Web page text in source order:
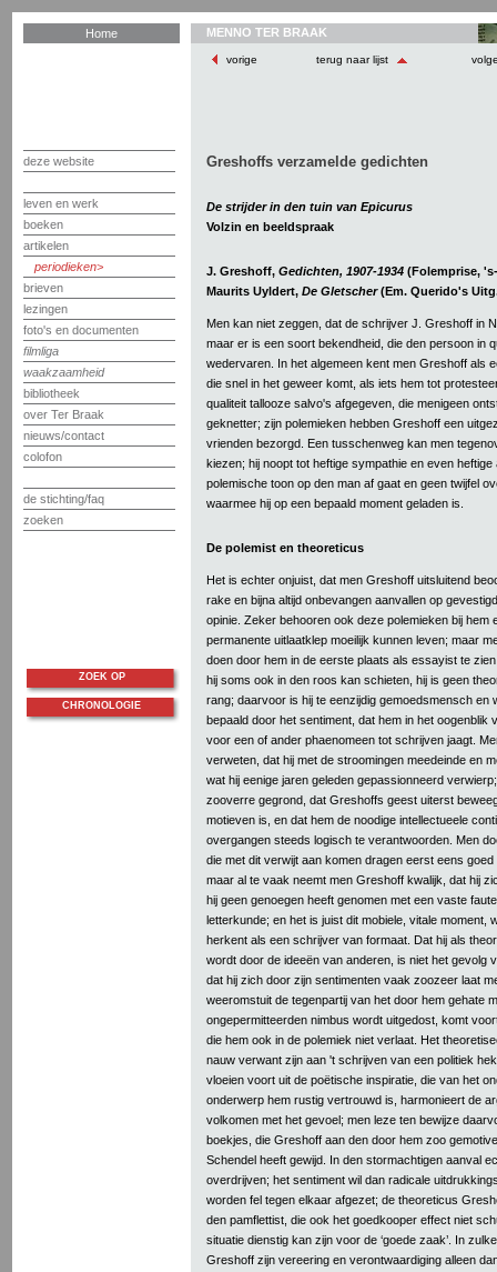
Home
deze website
leven en werk
boeken
artikelen
periodieken
brieven
lezingen
foto's en documenten
filmliga
waakzaamheid
bibliotheek
over Ter Braak
nieuws/contact
colofon
de stichting/faq
zoeken
MENNO TER BRAAK
vorige terug naar lijst
Greshoffs verzamelde gedichten
De strijder in den tuin van Epicurus
Volzin en beeldspraak
J. Greshoff, Gedichten, 1907-1934 (Folemprise,
Maurits Uyldert, De Gletscher(Em. Querido's
Men kan niet zeggen, dat de schrijver J. Greshoff in
maar er is een soort bekendheid, die den persoon in
wedervaren. In het algemeen kent men Greshoff als
die snel in het geweer komt, als iets hem tot
qualiteit tallooze salvo's afgegeven, die menigeen
geknetter; zijn polemieken hebben Greshoff een
vrienden bezorgd. Een tusschenweg kan men
kiezen; hij noopt tot heftige sympathie en even heftige
polemische toon op den man af gaat en geen twijfel
waarmee hij op een bepaald moment geladen is.
De polemist en theoreticus
Het is echter onjuist, dat men Greshoff uitsluitend
rake en bijna altijd onbevangen aanvallen op
opinie. Zeker behooren ook deze polemieken bij hem
permanente uitlaatklep moeilijk kunnen leven; maar
doen door hem in de eerste plaats als essayist te
hij soms ook in den roos kan schieten, hij is geen
rang; daarvoor is hij te eenzijdig gemoedsmensch en
bepaald door het sentiment, dat hem in het oogenblik
voor een of ander phaenomeen tot schrijven jaagt.
verweten, dat hij met de stroomingen meedeinde en
wat hij eenige jaren geleden gepassionneerd
zooverre gegrond, dat Greshoffs geest uiterst
motieven is, en dat hem de noodige intellectueele
overgangen steeds logisch te verantwoorden. Men
die met dit verwijt aan komen dragen eerst eens
maar al te vaak neemt men Greshoff kwalijk, dat hij
hij geen genoegen heeft genomen met een vaste
letterkunde; en het is juist dit mobiele, vitale moment,
herkent als een schrijver van formaat. Dat hij als
wordt door de ideeën van anderen, is niet het gevolg
dat hij zich door zijn sentimenten vaak zoozeer laat
weeromstuit de tegenpartij van het door hem gehate
ongepermitteerden nimbus wordt uitgedost, komt
die hem ook in de polemiek niet verlaat. Het
nauw verwant zijn aan 't schrijven van een politiek
vloeien voort uit de poëtische inspiratie, die van het
onderwerp hem rustig vertrouwd is, harmonieert de
volkomen met het gevoel; men leze ten bewijze
boekjes, die Greshoff aan den door hem zoo
Schendel heeft gewijd. In den stormachtigen aanval
overdrijven; het sentiment wil dan radicale
worden fel tegen elkaar afgezet; de theoreticus
den pamflettist, die ook het goedkooper effect niet
situatie dienstig kan zijn voor de ‘goede zaak’. In
Greshoff zijn vereering en verontwaardiging alleen
ZOEK OP
CHRONOLOGIE